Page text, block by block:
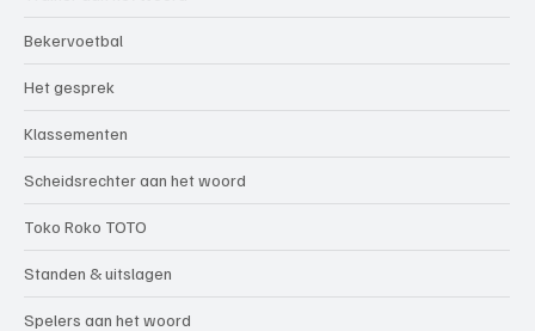
Bekervoetbal
Het gesprek
Klassementen
Scheidsrechter aan het woord
Toko Roko TOTO
Standen & uitslagen
Spelers aan het woord